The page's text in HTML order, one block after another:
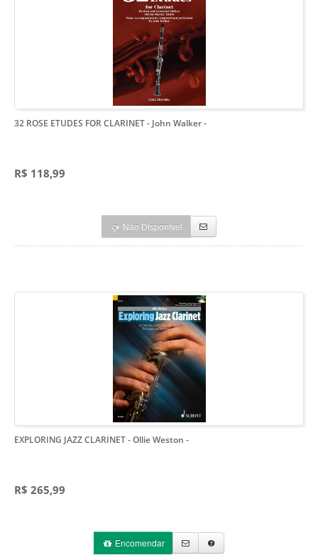
32 ROSE ETUDES FOR CLARINET - John Walker-
R$ 118,99
Não Disponível
EXPLORING JAZZ CLARINET - Ollie Weston -
R$ 265,99
Encomendar